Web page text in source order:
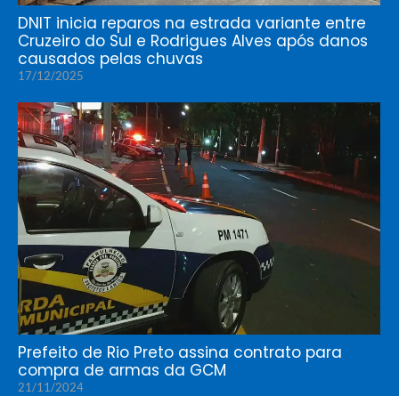
DNIT inicia reparos na estrada variante entre
Cruzeiro do Sul e Rodrigues Alves após danos
causados pelas chuvas
17/12/2025
Prefeito de Rio Preto assina contrato para
compra de armas da GCM
21/11/2024